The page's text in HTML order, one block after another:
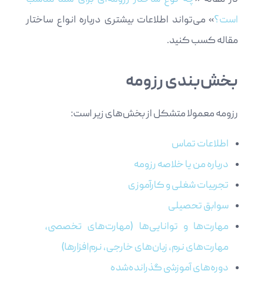
است؟» می‌تواند اطلاعات بیشتری درباره انواع ساختار
مقاله کسب کنید.
بخش‌بندی رزومه
رزومه معمولا متشکل از بخش‌های زیر است:
اطلاعات تماس
درباره من یا خلاصه رزومه
تجربیات شغلی و کارآموزی
سوابق تحصیلی
مهارت‌ها و توانایی‌ها (مهارت‌های تخصصی،
مهارت‌های نرم، زبان‌های خارجی، نرم‌افزارها)
دوره‌های آموزشی گذرانده‌شده